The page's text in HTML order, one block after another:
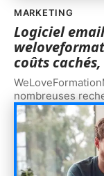
MARKETING
Logiciel
coûts
nombreuses